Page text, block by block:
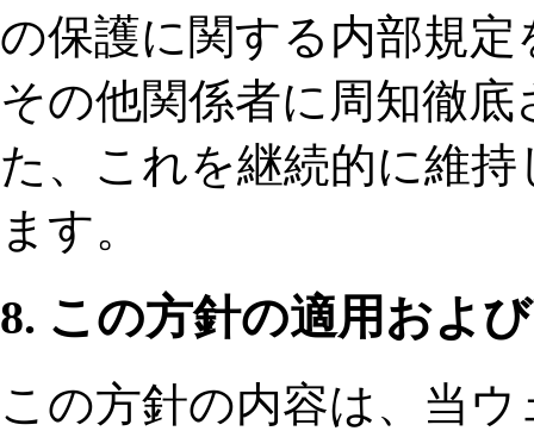
の保護に関する内部規
その他関係者に周知徹
た、これを継続的に維
ます。
8. この方針の適用およ
この方針の内容は、当